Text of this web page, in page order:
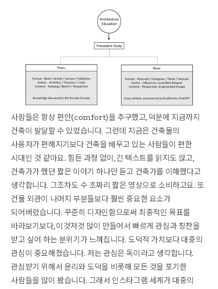
사람들은 항상 편안(comfort)을 추구했고, 덕분에 지금까지
건축이 발달할 수 있었습니다. 그런데 지금은 건축물의
사용자가 편해지기보다 건축을 배우고 있는 사람들이 편한
시대인 것 같아요. 힘든 과정 없이, 긴 텍스트를 읽지도 않고,
건축가가 했던 짧은 이야기 하나만 듣고 건축가를 이해했다고
생각합니다. 그조차도 수 초짜리 짧은 영상으로 소비하고요. 또
건물 외관이 나머지 부분들보다 훨씬 중요한 요소가
되어버렸습니다. 꾸준히 디자인함으로써 최종적인 목표를
바라보기보다, 이것저것 많이 만들어서 빠르게 관심과 칭찬을
받고 싶어 하는 분위기가 느껴집니다. 도덕적 가치보다 대중의
관심이 중요해졌습니다. 저는 관심은 독이라고 생각합니다.
관심받기 위해서 윤리와 도덕을 비롯해 모든 것을 포기한
사람들을 많이 봤습니다. 그래서 인스타그램 세계가 대중의